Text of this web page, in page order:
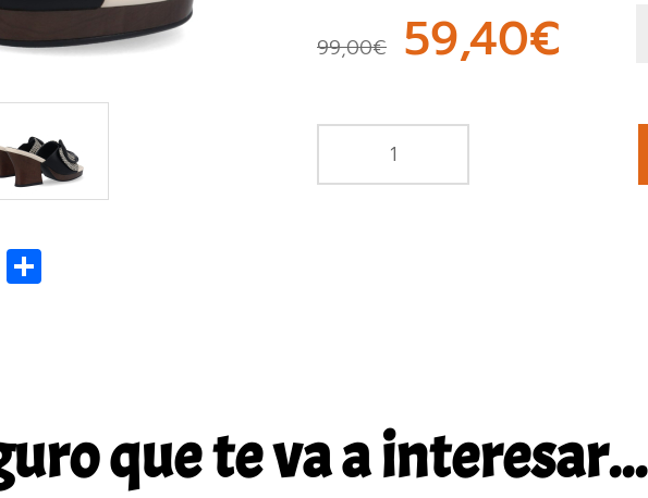
Facebook
99,00€ 59,40€
que te va a interesar...